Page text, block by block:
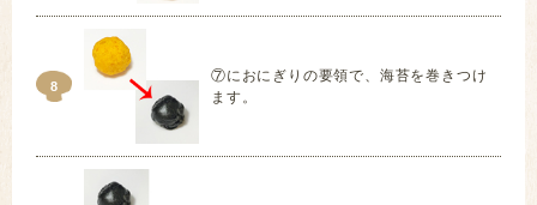
8
⑦におにぎりの要領で、海苔を巻きつけ
ます。